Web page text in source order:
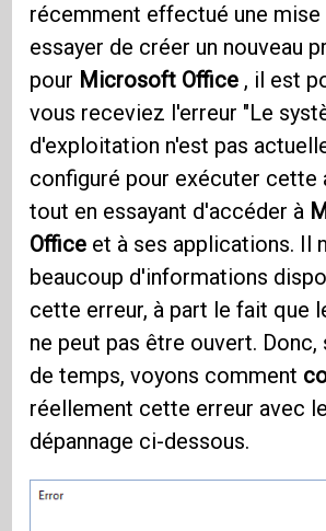
récemment effectué une mise
essayer de créer un nouveau
pour Microsoft Office , il est
vous receviez l'erreur "Le
d'exploitation n'est pas
configuré pour exécuter cette
tout en essayant d'accéder à
Office et à ses applications. Il
beaucoup d'informations
cette erreur, à part le fait que
ne peut pas être ouvert. Donc,
de temps, voyons comment
réellement cette erreur avec
dépannage ci-dessous.